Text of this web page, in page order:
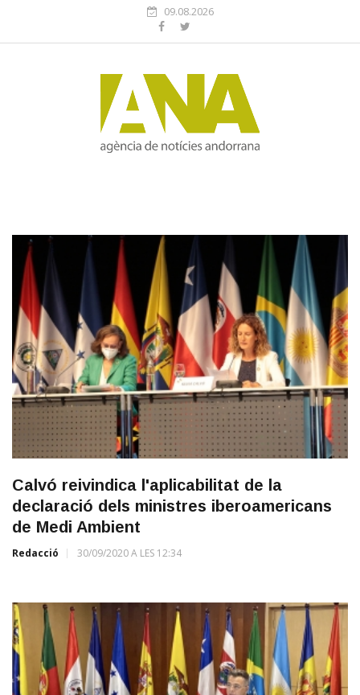
09.08.2026
Calvó reivindica l'aplicabilitat de la
declaració dels ministres iberoamericans
de Medi Ambient
Redacció 30/09/2020 A LES 12:34